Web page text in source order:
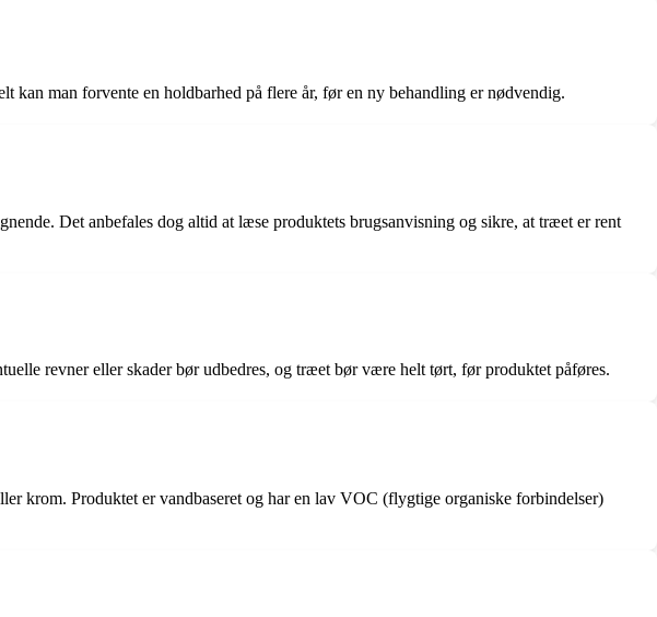
man forvente en holdbarhed på flere år, før en ny behandling er nødvendig.
Det anbefales dog altid at læse produktets brugsanvisning og sikre, at træet er rent
revner eller skader bør udbedres, og træet bør være helt tørt, før produktet påføres.
krom. Produktet er vandbaseret og har en lav VOC (flygtige organiske forbindelser)